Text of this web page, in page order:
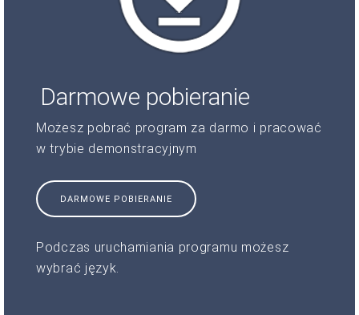
Darmowe pobieranie
Możesz pobrać program za darmo i pracować
w trybie demonstracyjnym
DARMOWE POBIERANIE
Podczas uruchamiania programu możesz
wybrać język.